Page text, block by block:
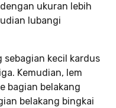
ukuran lebih
lubangi
sebagian kecil kardus
Kemudian, lem
bagian belakang
belakang bingkai